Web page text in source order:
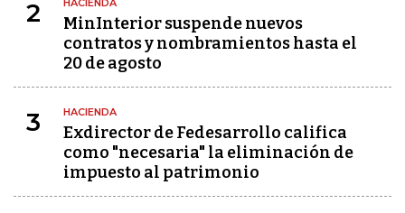
2 HACIENDA
MinInterior suspende nuevos
contratos y nombramientos hasta el
20 de agosto
3 HACIENDA
Exdirector de Fedesarrollo califica
como "necesaria" la eliminación de
impuesto al patrimonio